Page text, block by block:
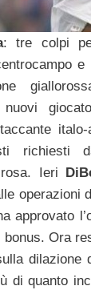
: tre colpi
richiesti
Ieri
operazioni
approvato
bonus. Ora
dilazione
di quanto